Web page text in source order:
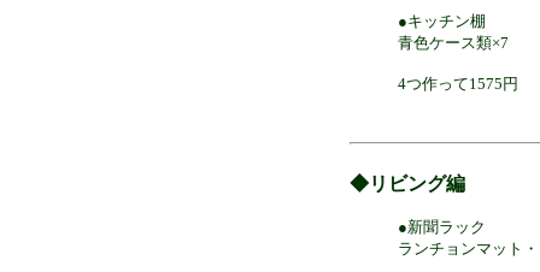
●キッチン棚
青色ケース類×7
4つ作って1575円
◆リビング編
●新聞ラック
ランチョンマット